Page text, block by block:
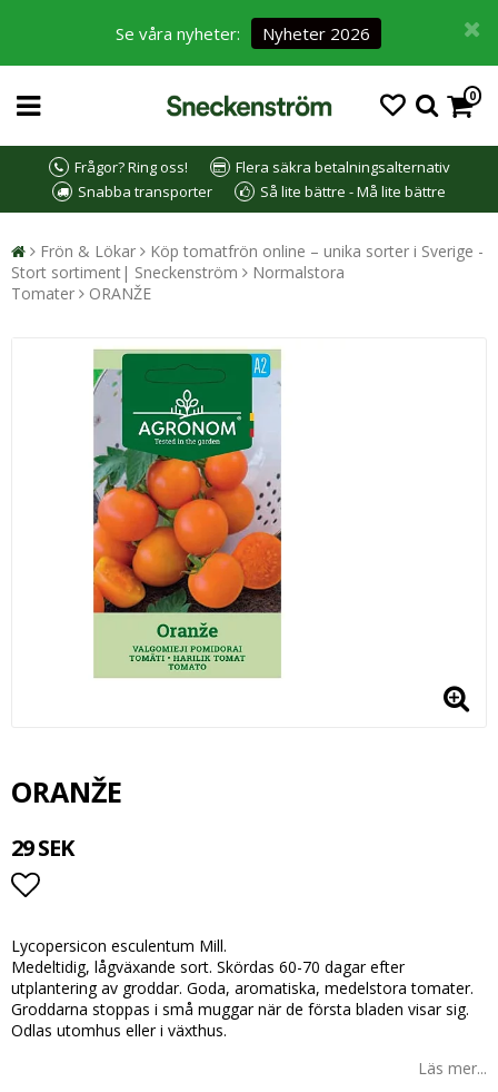
Se våra nyheter: Nyheter 2026
0
Frågor? Ring oss!
Flera säkra betalningsalternativ
Snabba transporter
Så lite bättre - Må lite bättre
Frön & Lökar
Köp tomatfrön online – unika sorter i Sverige -
Stort sortiment| Sneckenström
Normalstora
Tomater
ORANŽE
ORANŽE
29 SEK
Lycopersicon esculentum Mill.
Medeltidig, lågväxande sort. Skördas 60-70 dagar efter
utplantering av groddar. Goda, aromatiska, medelstora tomater.
Groddarna stoppas i små muggar när de första bladen visar sig.
Odlas utomhus eller i växthus.
Läs mer...